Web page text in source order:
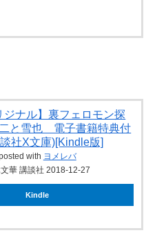
ジナル】裏フェロモン探
と雪也 電子書籍特典付
社X文庫)[Kindle版]
with ヨメレバ
華 講談社 2018-12-27
Kindle